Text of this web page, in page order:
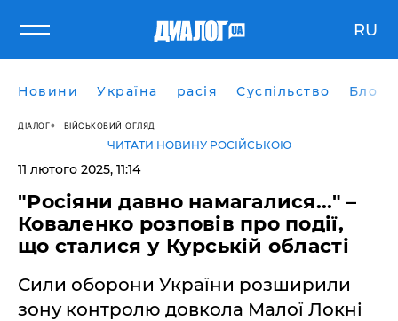
RU
Новини Україна расія Суспільство Блоги
ДІАЛОГ ВІЙСЬКОВИЙ ОГЛЯД
ЧИТАТИ НОВИНУ РОСІЙСЬКОЮ
11 лютого 2025, 11:14
"Росіяни давно намагалися..." –
Коваленко розповів про події,
що сталися у Курській області
Сили оборони України розширили
зону контролю довкола Малої Локні